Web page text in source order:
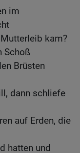
im
kam?
Schoß
Brüsten
dann schliefe
auf Erden, die
hatten und